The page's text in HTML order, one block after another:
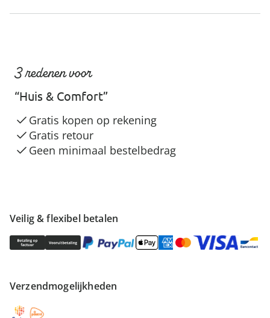
Veilig & flexibel betalen
Verzendmogelijkheden
3 redenen voor
“Huis & Comfort”
Gratis kopen op rekening
Gratis retour
Geen minimaal bestelbedrag